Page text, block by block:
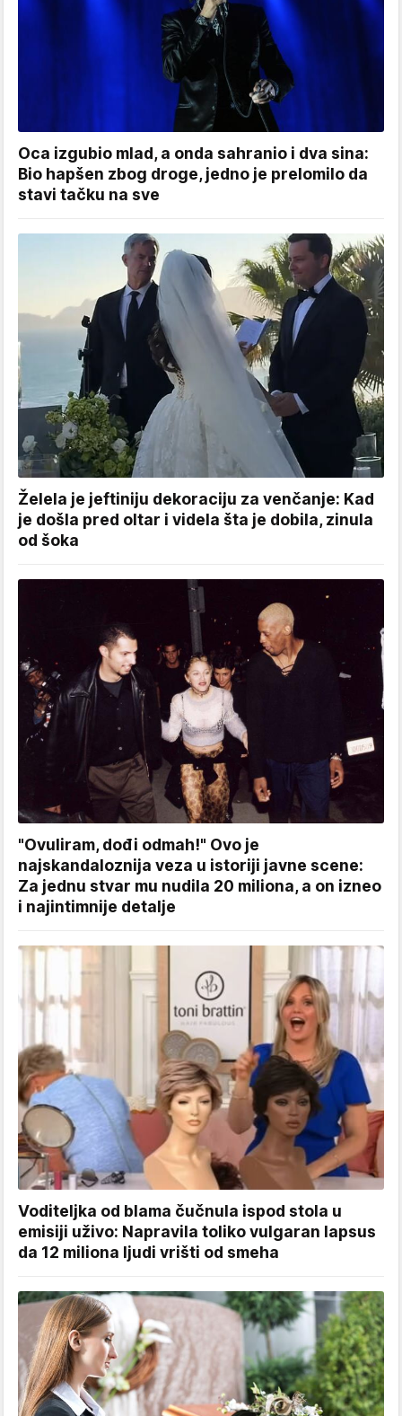
Oca izgubio mlad, a onda sahranio i dva sina:
Bio hapšen zbog droge, jedno je prelomilo da
stavi tačku na sve
Želela je jeftiniju dekoraciju za venčanje: Kad
je došla pred oltar i videla šta je dobila, zinula
od šoka
"Ovuliram, dođi odmah!" Ovo je
najskandaloznija veza u istoriji javne scene:
Za jednu stvar mu nudila 20 miliona, a on izneo
i najintimnije detalje
Voditeljka od blama čučnula ispod stola u
emisiji uživo: Napravila toliko vulgaran lapsus
da 12 miliona ljudi vrišti od smeha